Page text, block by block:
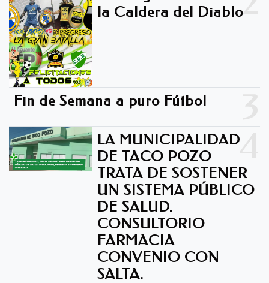
la Caldera del Diablo -
Fin de Semana a puro Fútbol
4
LA MUNICIPALIDAD
DE TACO POZO
TRATA DE SOSTENER
UN SISTEMA PÚBLICO
DE SALUD.
CONSULTORIO
FARMACIA
CONVENIO CON
SALTA.